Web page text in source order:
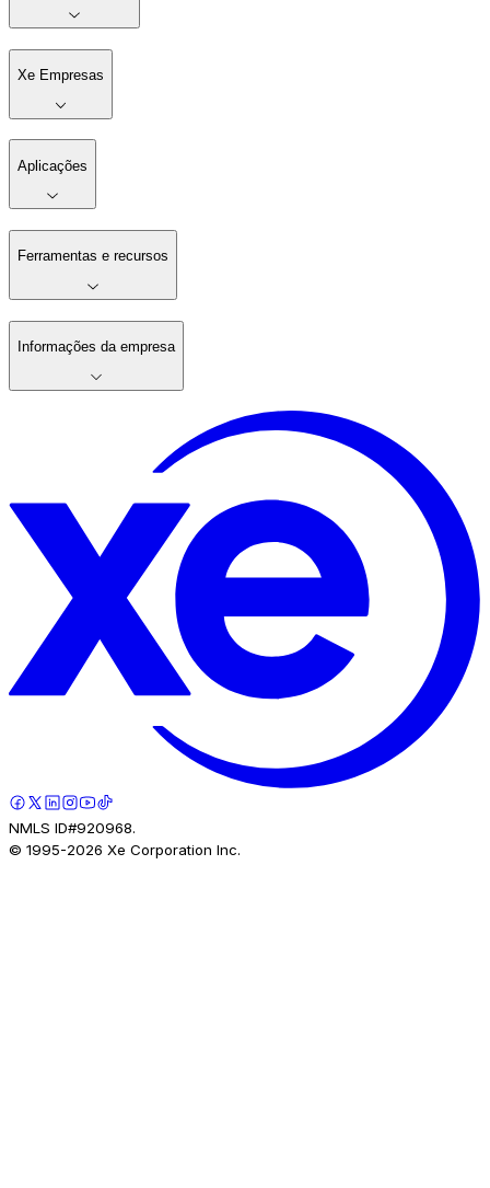
Xe Empresas
Aplicações
Ferramentas e recursos
Informações da empresa
NMLS ID#920968.
© 1995-2026 Xe Corporation Inc.